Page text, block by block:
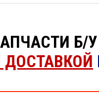
Б/У
ДОСТАВКОЙ